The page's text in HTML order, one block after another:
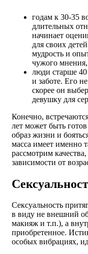
годам к 30-35
длительных
начинает
для своих
мудрость и
чужого мнения,
люди старше
и заботе. Его
скорее он
девушку для
Конечно,
лет может быть
образ жизни и
масса имеет именно
рассмотрим
зависимости от
Сексуальность
в виду не внешний
макияж и т.п.), а
приобретенное.
особых вибрациях,